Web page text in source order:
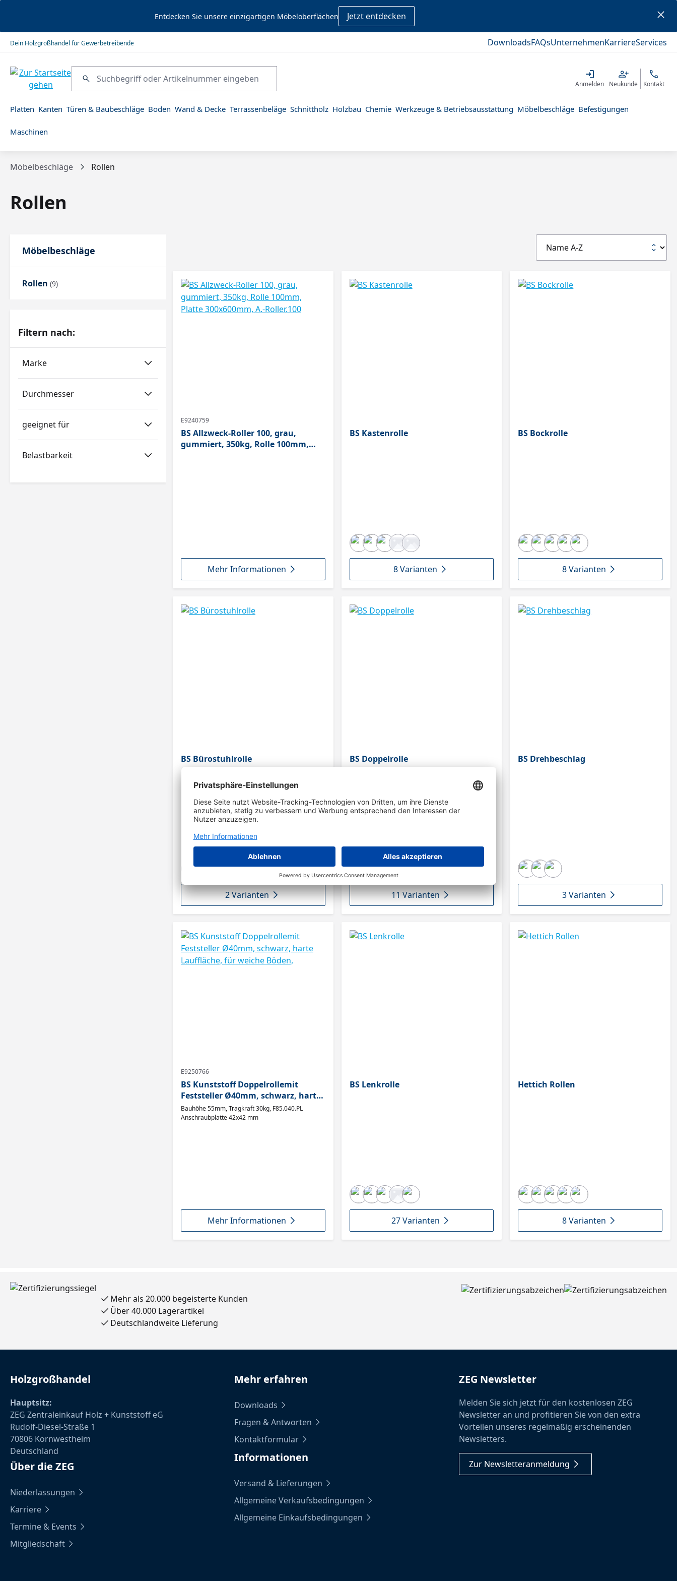
Zur Hauptnavigation springenEntdecken Sie unsere einzigartigen Möbeloberflächen Jetzt entdecken
Dein Holzgroßhandel für Gewerbetreibende DownloadsFAQsUnternehmenKarriereServices
Anmelden Neukunde Kontakt
Platten Kanten Türen & Baubeschläge Boden Wand & Decke Terrassenbeläge Schnittholz Holzbau Chemie Werkzeuge & Betriebsausstattung Möbelbeschläge Befestigungen
Maschinen
Möbelbeschläge Rollen
Rollen
Möbelbeschläge
Rollen (9)
Filtern nach:
Marke
Durchmesser
geeignet für
Belastbarkeit
E9240759
BS Allzweck-Roller 100, grau,
gummiert, 350kg, Rolle 100mm,
Mehr Informationen
BS Kastenrolle
8 Varianten
BS Bockrolle
8 Varianten
BS Bürostuhlrolle
2 Varianten
BS Doppelrolle
11 Varianten
BS Drehbeschlag
3 Varianten
E9250766
BS Kunststoff Doppelrollemit
Feststeller Ø40mm, schwarz, harte
Lauffläche, für weiche Böden,
Bauhöhe 55mm, Tragkraft 30kg, F85.040.PL
Anschraubplatte 42x42 mm
Mehr Informationen
BS Lenkrolle
27 Varianten
Hettich Rollen
8 Varianten
Mehr als 20.000 begeisterte Kunden
Über 40.000 Lagerartikel
Deutschlandweite Lieferung
Holzgroßhandel
Hauptsitz:
ZEG Zentraleinkauf Holz + Kunststoff eG
Rudolf-Diesel-Straße 1
70806 Kornwestheim
Deutschland
Über die ZEG
Niederlassungen
Karriere
Termine & Events
Mitgliedschaft
Mehr erfahren
Downloads
Fragen & Antworten
Kontaktformular
Informationen
Versand & Lieferungen
Allgemeine Verkaufsbedingungen
Allgemeine Einkaufsbedingungen
ZEG Newsletter
Melden Sie sich jetzt für den kostenlosen ZEG
Newsletter an und profitieren Sie von den extra
Vorteilen unseres regelmäßig erscheinenden
Newsletters.
Zur Newsletteranmeldung